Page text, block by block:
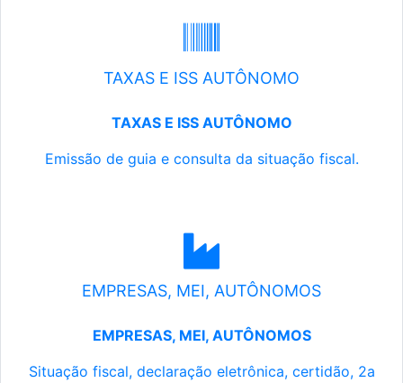
TAXAS E ISS AUTÔNOMO
TAXAS E ISS AUTÔNOMO
Emissão de guia e consulta da situação fiscal.
EMPRESAS, MEI, AUTÔNOMOS
EMPRESAS, MEI, AUTÔNOMOS
Situação fiscal, declaração eletrônica, certidão, 2a